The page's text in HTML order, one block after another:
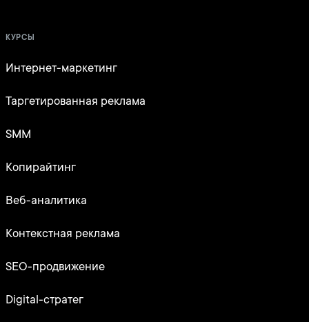
КУРСЫ
Интернет-маркетинг
Таргетированная реклама
SMM
Копирайтинг
Веб-аналитика
Контекстная реклама
SEO-продвижение
Digital-стратег